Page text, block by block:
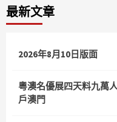
最新文章
2026年8月10日版面
粵澳名優展四天料九萬
戶澳門